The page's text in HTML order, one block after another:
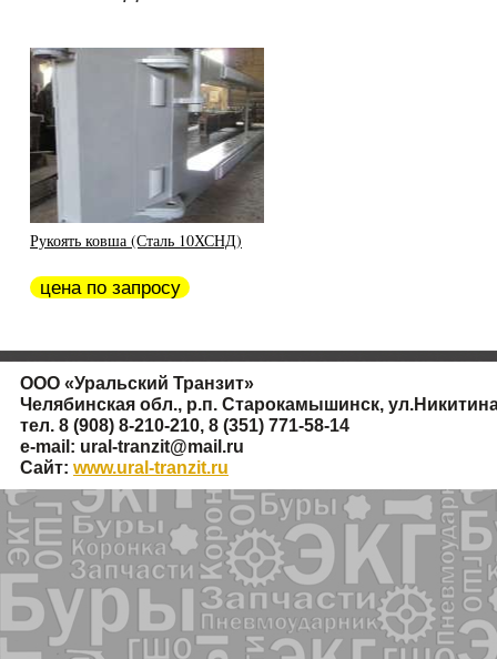
Рукоять ковша (Сталь 10ХСНД)
цена по запросу
ООО «Уральский Транзит»
Челябинская обл., р.п. Старокамышинск,
тел. 8 (908) 8-210-210, 8 (351) 771-58-14
e-mail: ural-tranzit@mail.ru
Сайт: www.ural-tranzit.ru